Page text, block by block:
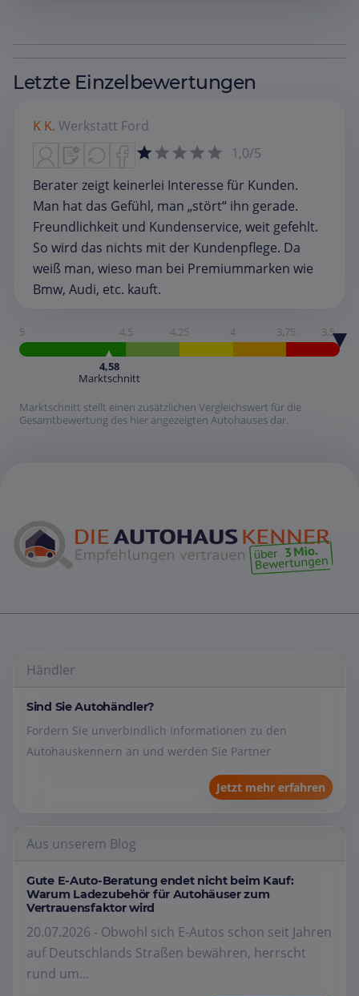
Letzte Einzelbewertungen
K K. Werkstatt Ford
1,0/5
Berater zeigt keinerlei Interesse für Kunden.
Man hat das Gefühl, man „stört“ ihn gerade.
Freundlichkeit und Kundenservice, weit gefehlt.
So wird das nichts mit der Kundenpflege. Da
weiß man, wieso man bei Premiummarken wie
Bmw, Audi, etc. kauft.
5 4,5 4,25 4 3,75 3,5
4,58
Marktschnitt
Marktschnitt stellt einen zusätzlichen Vergleichswert für die
Gesamtbewertung des hier angezeigten Autohauses dar.
Händler
Sind Sie Autohändler?
Fordern Sie unverbindlich Informationen zu den
Autohauskennern an und werden Sie Partner
Jetzt mehr erfahren
Aus unserem Blog
Gute E-Auto-Beratung endet nicht beim Kauf:
Warum Ladezubehör für Autohäuser zum
Vertrauensfaktor wird
20.07.2026 - Obwohl sich E-Autos schon seit Jahren
auf Deutschlands Straßen bewähren, herrscht
rund um...